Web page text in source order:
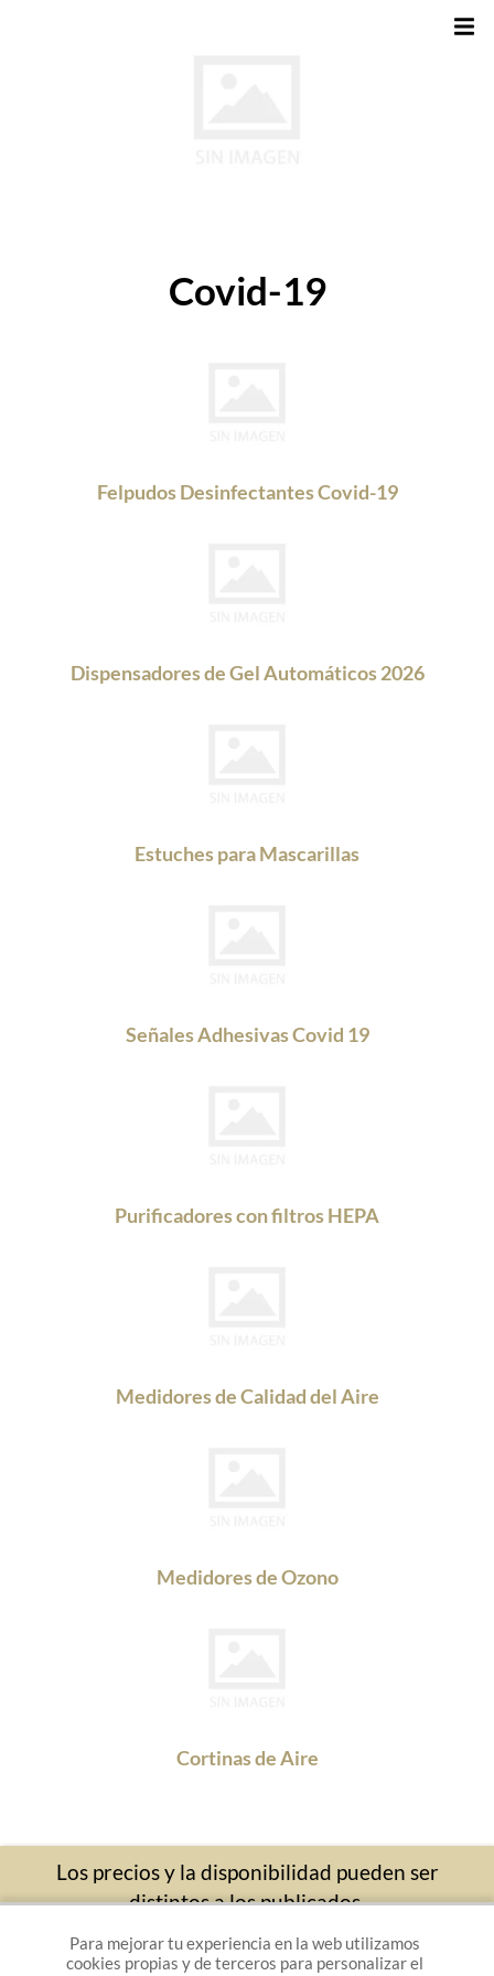
Covid-19
Felpudos Desinfectantes Covid-19
Dispensadores de Gel Automáticos 2026
Estuches para Mascarillas
Señales Adhesivas Covid 19
Purificadores con filtros HEPA
Medidores de Calidad del Aire
Medidores de Ozono
Cortinas de Aire
Los precios y la disponibilidad pueden ser
distintos a los publicados.
En calidad de Afiliado de Amazon, obtengo
Para mejorar tu experiencia en la web utilizamos
cookies propias y de terceros para personalizar el